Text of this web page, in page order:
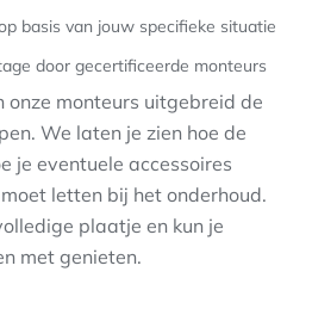
basis van jouw specifieke situatie
door gecertificeerde monteurs
onze monteurs uitgebreid de
We laten je zien hoe de
je eventuele accessoires
letten bij het onderhoud.
plaatje en kun je
met genieten.